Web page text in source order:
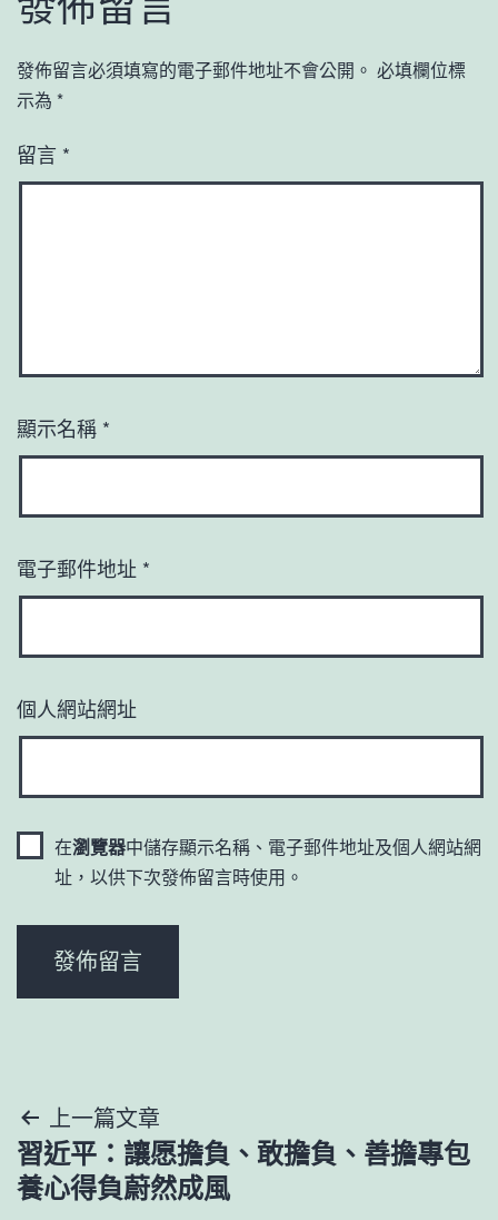
發佈留言必須填寫的電子郵件地址不會公開。 必填欄位標
示為 *
留言 *
顯示名稱 *
電子郵件地址 *
個人網站網址
在瀏覽器中儲存顯示名稱、電子郵件地址及個人網站網
址，以供下次發佈留言時使用。
文
章
上一篇文章
習近平：讓愿擔負、敢擔負、善擔專包
養心得負蔚然成風